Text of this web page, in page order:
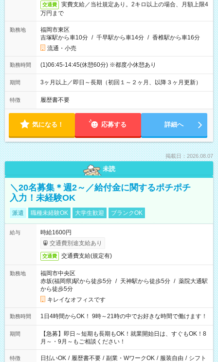
交通費
実費支給／当社規定あり。2キロ以上の場合、月額上限4
万円まで
勤務地
福岡市東区
吉塚駅から車10分 / 千早駅から車14分 / 香椎駅から車16分
流通・小売
勤務時間 (1)06:45-14:45(休憩60分) ※都度小休憩あり
期間 3ヶ月以上／即日～長期（初回１～２ヶ月、以降３ヶ月更新）
特徴 履歴書不要
気になる！ 応募する 詳細へ
掲載日：2026.08.07
未読
＼20名募集＊週2～／給付金に関するポチポチ
入力！未経験OK
派遣 職種未経験OK 大学生歓迎 ブランクOK
給与
時給1600円
交通費別途支給あり
交通費 交通費支給(規定有)
勤務地
福岡市中央区
赤坂(福岡県)駅から徒歩5分 / 天神駅から徒歩5分 / 薬院大通駅
から徒歩5分
キレイなオフィスです
勤務時間 1日4時間からOK！ 9時～21時の中でお好きな時間で働けます！
期間
【急募】即日～短期も長期もOK！就業開始日は、すぐもOK！8
月～・9月～もご相談ください！
特徴 日払いOK / 履歴書不要 / 副業・WワークOK / 服装自由 / シフト